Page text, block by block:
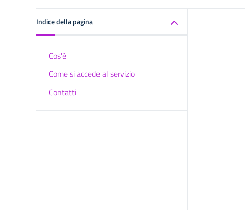
Indice della pagina
Cos'è
Come si accede al servizio
Contatti